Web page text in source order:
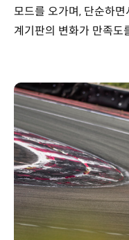
모드를 오가며, 단순하
계기판의 변화가 만족도